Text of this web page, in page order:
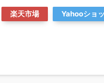
楽天市場 Yahooショ